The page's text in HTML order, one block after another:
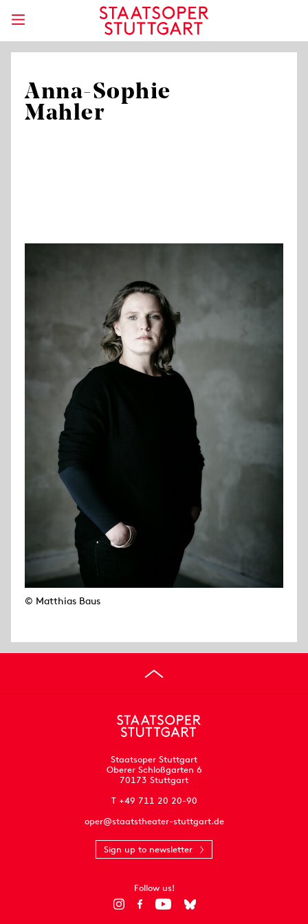
Anna-Sophie
Mahler
© Matthias Baus
Staatsoper Stuttgart
Oberer Schloßgarten 6
70173 Stuttgart
T +49 711 20 20-90
oper@staatstheater-stuttgart.de
Sign up to newsletter
Follow us!